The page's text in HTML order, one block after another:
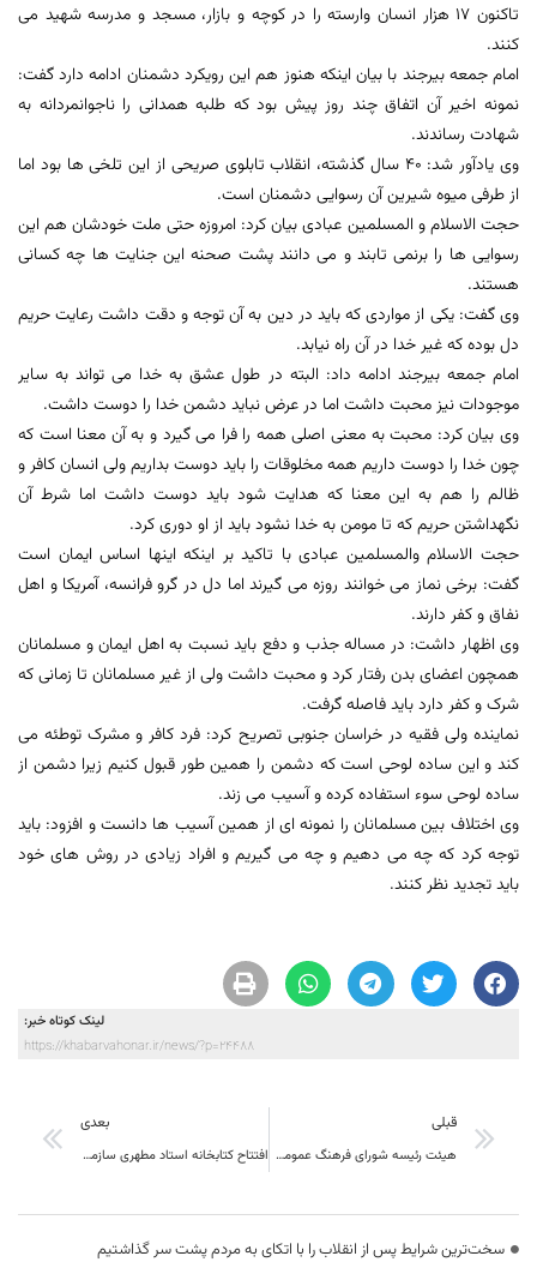
تاکنون 17 هزار انسان وارسته را در کوچه و بازار، مسجد و مدرسه شهید می
کنند.
امام جمعه بیرجند با بیان اینکه هنوز هم این رویکرد دشمنان ادامه دارد گفت:
نمونه اخیر آن اتفاق چند روز پیش بود که طلبه همدانی را ناجوانمردانه به
شهادت رساندند.
وی یادآور شد: 40 سال گذشته، انقلاب تابلوی صریحی از این تلخی ها بود اما
از طرفی میوه شیرین آن رسوایی دشمنان است.
حجت الاسلام و المسلمین عبادی بیان کرد: امروزه حتی ملت خودشان هم این
رسوایی ها را برنمی تابند و می دانند پشت صحنه این جنایت ها چه کسانی
هستند.
وی گفت: یکی از مواردی که باید در دین به آن توجه و دقت داشت رعایت حریم
دل بوده که غیر خدا در آن راه نیابد.
امام جمعه بیرجند ادامه داد: البته در طول عشق به خدا می تواند به سایر
موجودات نیز محبت داشت اما در عرض نباید دشمن خدا را دوست داشت.
وی بیان کرد: محبت به معنی اصلی همه را فرا می گیرد و به آن معنا است که
چون خدا را دوست داریم همه مخلوقات را باید دوست بداریم ولی انسان کافر و
ظالم را هم به این معنا که هدایت شود باید دوست داشت اما شرط آن
نگهداشتن حریم که تا مومن به خدا نشود باید از او دوری کرد.
حجت الاسلام والمسلمین عبادی با تاکید بر اینکه اینها اساس ایمان است
گفت: برخی نماز می خوانند روزه می گیرند اما دل در گرو فرانسه، آمریکا و اهل
نفاق و کفر دارند.
وی اظهار داشت: در مساله جذب و دفع باید نسبت به اهل ایمان و مسلمانان
همچون اعضای بدن رفتار کرد و محبت داشت ولی از غیر مسلمانان تا زمانی که
شرک و کفر دارد باید فاصله گرفت.
نماینده ولی فقیه در خراسان جنوبی تصریح کرد: فرد کافر و مشرک توطئه می
کند و این ساده لوحی است که دشمن را همین طور قبول کنیم زیرا دشمن از
ساده لوحی سوء استفاده کرده و آسیب می زند.
وی اختلاف بین مسلمانان را نمونه ای از همین آسیب ها دانست و افزود: باید
توجه کرد که چه می دهیم و چه می گیریم و افراد زیادی در روش های خود
باید تجدید نظر کنند.
لینک کوتاه خبر:
https://khabarvahonar.ir/news/?p=24488
قبلی
هیئت رئیسه شورای فرهنگ عمومی خراسان جنوبی تشکیل می شود
بعدی
افتتاح کتابخانه استاد مطهری سازمان جهاد با 4746 جلد کتاب در 3342 عنوان کتاب
سخت‌ترین شرایط پس از انقلاب را با اتکای به مردم پشت سر گذاشتیم